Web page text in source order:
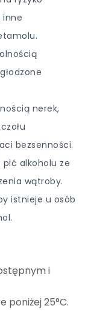
inne
nerek,
bezsenności.
alkoholu ze
wątroby.
istnieje u osób
i
25°C.